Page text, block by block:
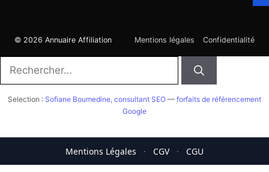
© 2026 Annuaire Affiliation Mentions légales Confidentialité
Rechercher :
Selection : Sofiane Boumedine, consultant SEO — forfaits de référencement
Google
Mentions Légales · CGV · CGU